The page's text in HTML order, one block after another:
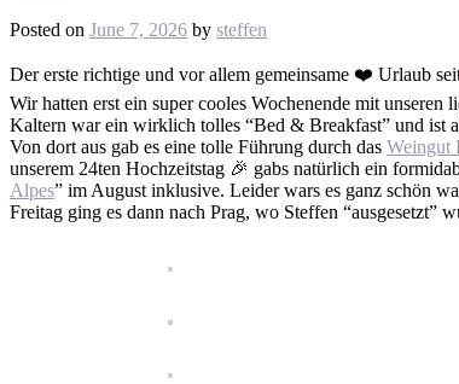
Posted on June 7, 2026 by steffen
Der erste richtige und vor allem gemeinsame ❤️ Urlaub
Wir hatten erst ein super cooles Wochenende mit
Kaltern war ein wirklich tolles “Bed & Breakfast” und ist
Von dort aus gab es eine tolle Führung durch das Weingut
unserem 24ten Hochzeitstag 🎉 gabs natürlich ein
Alpes” im August inklusive. Leider wars es ganz schön
Freitag ging es dann nach Prag, wo Steffen “ausgesetzt”